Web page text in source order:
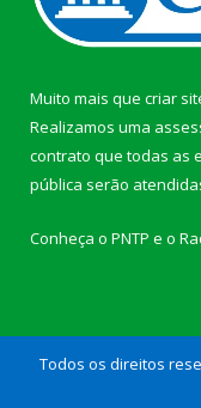
Muito mais que criar
Realizamos uma
contrato que todas as
pública serão
Conheça o PNTP e o
Todos os direitos